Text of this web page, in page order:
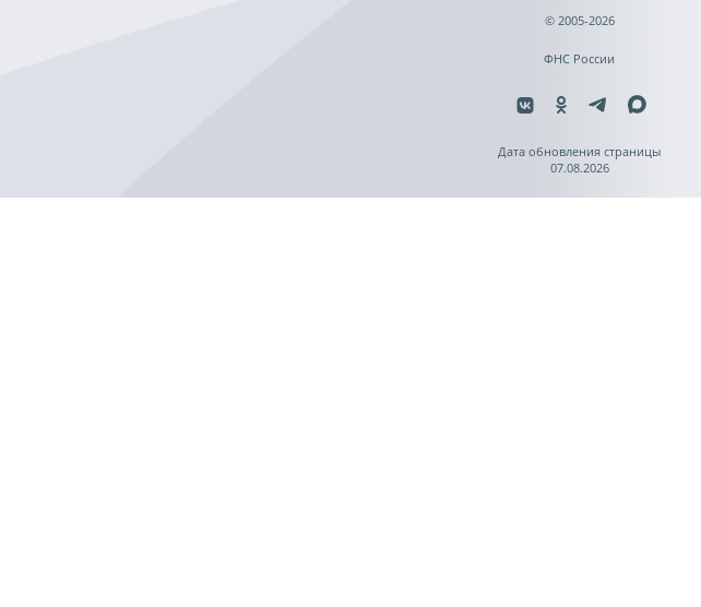
© 2005-2026
ФНС России
Дата обновления страницы
07.08.2026